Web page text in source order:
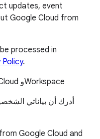
updates, event
Google Cloud from
processed in
Policy.
أريد تلقّي نشرات إخبارية من Google Cloud وWorkspace
أدرك أن بياناتي
Google Cloud and